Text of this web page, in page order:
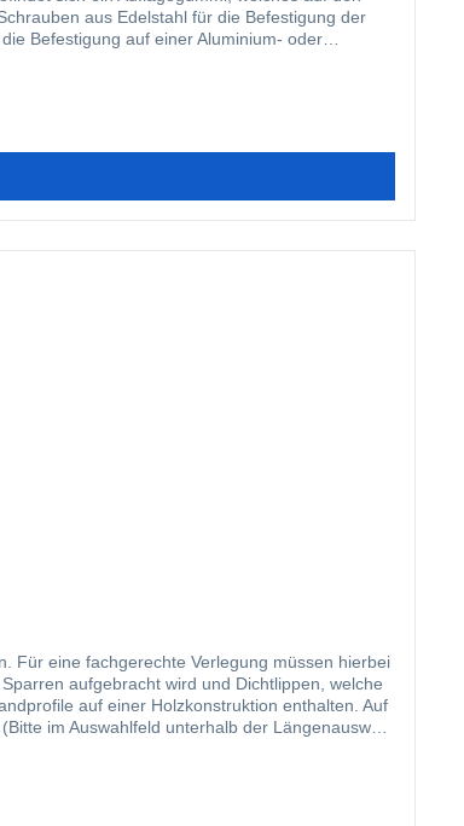
aus Edelstahl für die Befestigung der
Befestigung auf einer Aluminium- oder
hervorragend abdichtendes
Der Verbinder ist in der Zeichnung mit
Für eine fachgerechte Verlegung müssen hierbei
aufgebracht wird und Dichtlippen, welche
auf einer Holzkonstruktion enthalten. Auf
im Auswahlfeld unterhalb der Längenauswahl
ein langlebiges, hervorragend abdichtendes
Das Randprofil ist in der Zeichnung mit